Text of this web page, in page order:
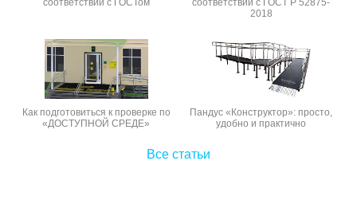
соответствии с ГОСТом
соответствии с ГОСТ Р 52875-
2018
Как подготовиться к проверке по
«ДОСТУПНОЙ СРЕДЕ»
Пандус «Конструктор»: просто,
удобно и практично
Все статьи